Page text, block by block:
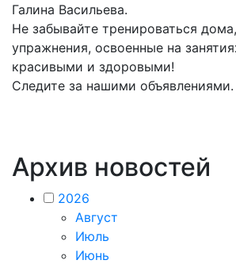
Галина Васильева.
Не забывайте тренироваться
упражнения, освоенные на
красивыми и здоровыми!
Следите за нашими объявлениями.
Архив новостей
2026
Август
Июль
Июнь